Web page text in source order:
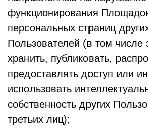
функционирования
персональных страниц
Пользователей (в том числе
хранить, публиковать,
предоставлять доступ или
использовать
собственность других
третьих лиц);